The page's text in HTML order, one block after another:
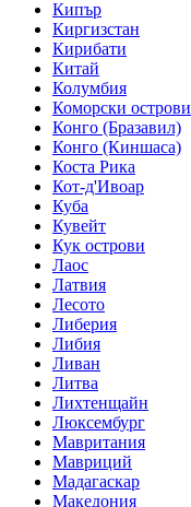
Кипър
Киргизстан
Кирибати
Китай
Колумбия
Коморски острови
Конго (Бразавил)
Конго (Киншаса)
Коста Рика
Кот-д'Ивоар
Куба
Кувейт
Кук острови
Лаос
Латвия
Лесото
Либерия
Либия
Ливан
Литва
Лихтенщайн
Люксембург
Мавритания
Мавриций
Мадагаскар
Македония